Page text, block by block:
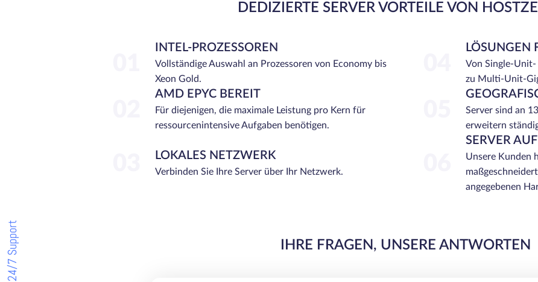
24/7 Support
DEDIZIERTE SERVER VORTEILE VON
INTEL-PROZESSOREN
Vollständige Auswahl an Prozessoren von Economy bis
Xeon Gold.
LÖSUNGEN
Von Single-
zu Multi-Unit-
AMD EPYC BEREIT
Für diejenigen, die maximale Leistung pro Kern für
ressourcenintensive Aufgaben benötigen.
Server sind an
erweitern
LOKALES NETZWERK
Verbinden Sie Ihre Server über Ihr Netzwerk.
SERVER
Unsere Kunden
angegebenen
IHRE FRAGEN, UNSERE ANTWORTEN